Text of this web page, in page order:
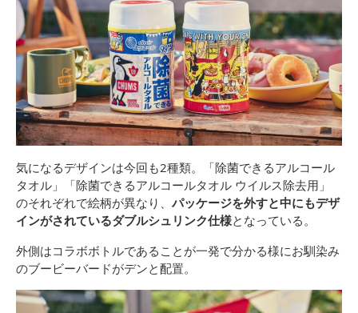
気になるデザインは今回も2種類。「除菌できるアルコール
タオル」「除菌できるアルコールタオル ウイルス除去用」
のそれぞれで絵柄が異なり、 パッケージを外すと中にもデザ
インがされているダブルシュリンク仕様となっている。
外側はコラボボトルであることが一発で分かる様にお馴染み
のブービーバードがデンと配置。